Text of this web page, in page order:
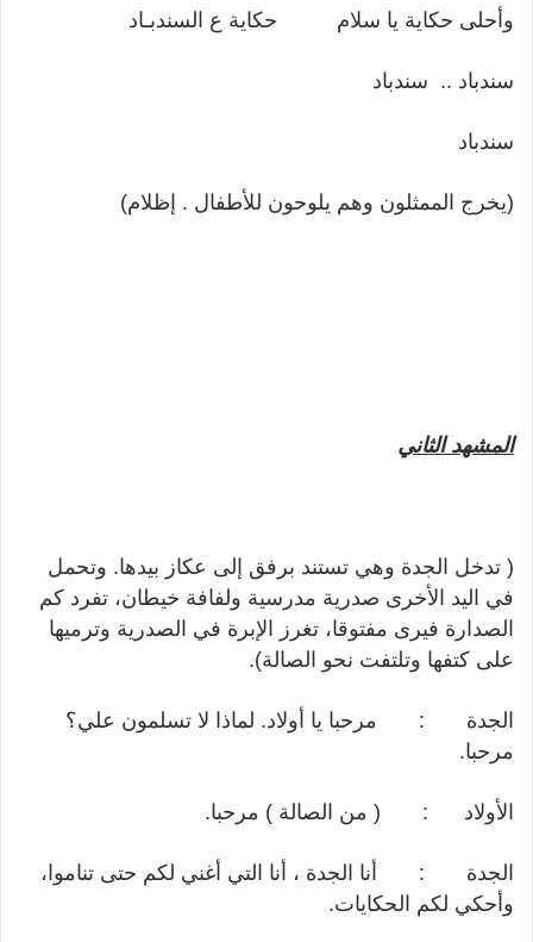
وأحلى حكاية يا سلام حكاية ع السندبـاد
سندباد .. سندباد
سندباد
(يخرج الممثلون وهم يلوحون للأطفال . إظلام)
المشهد الثاني
( تدخل الجدة وهي تستند برفق إلى عكاز بيدها. وتحمل
في اليد الأخرى صدرية مدرسية ولفافة خيطان، تفرد كم
الصدارة فيرى مفتوقا، تغرز الإبرة في الصدرية وترميها
على كتفها وتلتفت نحو الصالة).
الجدة : مرحبا يا أولاد. لماذا لا تسلمون علي؟
مرحبا.
الأولاد : ( من الصالة ) مرحبا.
الجدة : أنا الجدة ، أنا التي أغني لكم حتى تناموا،
وأحكي لكم الحكايات.